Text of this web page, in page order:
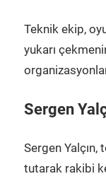
Teknik ekip,
yukarı
Sergen
Sergen Yalçın,
tutarak rakibi